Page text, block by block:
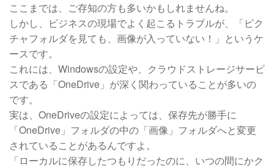
ここまでは、ご存知の方も多いかもしれませんね。
しかし、ビジネスの現場でよく起こるトラブルが、「ピク
チャフォルダを見ても、画像が入っていない！」というケ
ースです。
これには、Windowsの設定や、クラウドストレージサービ
スである「OneDrive」が深く関わっていることが多いの
です。
実は、OneDriveの設定によっては、保存先が勝手に
「OneDrive」フォルダの中の「画像」フォルダへと変更
されていることがあるんですよ。
「ローカルに保存したつもりだったのに、いつの間にかク